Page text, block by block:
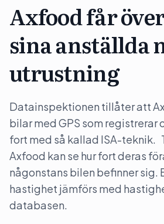
Axfood får
sina anställda
utrustning
Datainspektionen tillåter att
bilar med GPS som registrerar
fort med så kallad ISA-teknik.
Axfood kan se hur fort deras
någonstans bilen befinner sig.
hastighet jämförs med
databasen.